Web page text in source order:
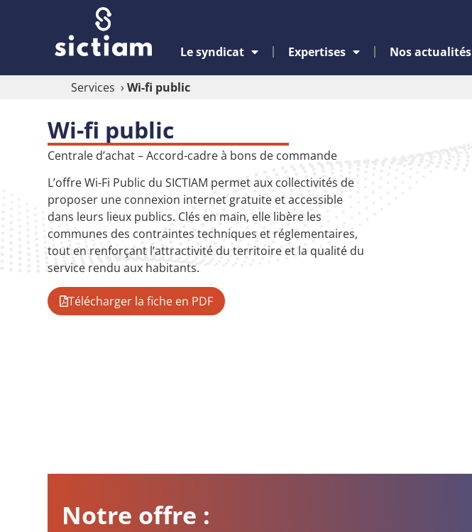
Le syndicat Expertises Nos actualités
Services › Wi-fi public
Wi-fi public
Centrale d’achat – Accord-cadre à bons de commande
L’offre Wi-Fi Public du SICTIAM permet aux collectivités de
proposer une connexion internet gratuite et accessible
dans leurs lieux publics. Clés en main, elle libère les
communes des contraintes techniques et réglementaires,
tout en renforçant l’attractivité du territoire et la qualité du
service rendu aux habitants.
Télécharger la fiche en PDF
Notre offre :